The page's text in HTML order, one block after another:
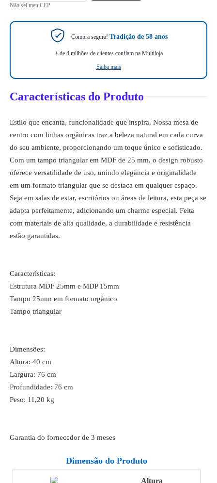
Não sei meu CEP
Compra segura! Tradição de 58 anos
+ de 4 milhões de clientes confiam na Multiloja
Saiba mais
Características do Produto
Estilo que encanta, funcionalidade que inspira. Nossa mesa de
centro com linhas orgânicas traz a beleza natural em cada curva
do seu ambiente, proporcionando um toque único e sofisticado.
Com um tampo triangular em MDF de 25 mm, o design robusto
oferece versatilidade de uso, unindo elegância e originalidade
em um formato triangular que se destaca em qualquer espaço.
Seja em salas de estar, escritórios ou áreas de leitura, esta peça se
adapta perfeitamente, adicionando um charme especial. Feita
com materiais de alta qualidade, a durabilidade e resistência
estão garantidas.
Características:
Estrutura MDF 25mm e MDP 15mm
Tampo 25mm em formato orgânico
Tampo triangular
Dimensões:
Altura: 40 cm
Largura: 76 cm
Profundidade: 76 cm
Peso: 11,20 kg
Garantia do fornecedor de 3 meses
Dimensão do Produto
Altura